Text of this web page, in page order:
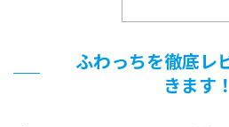
ふわっちを徹底レ
きます！